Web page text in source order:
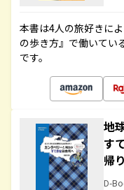
本書は4人の旅好きに
の歩き方』で働いてい
です。
地
す
帰
D-